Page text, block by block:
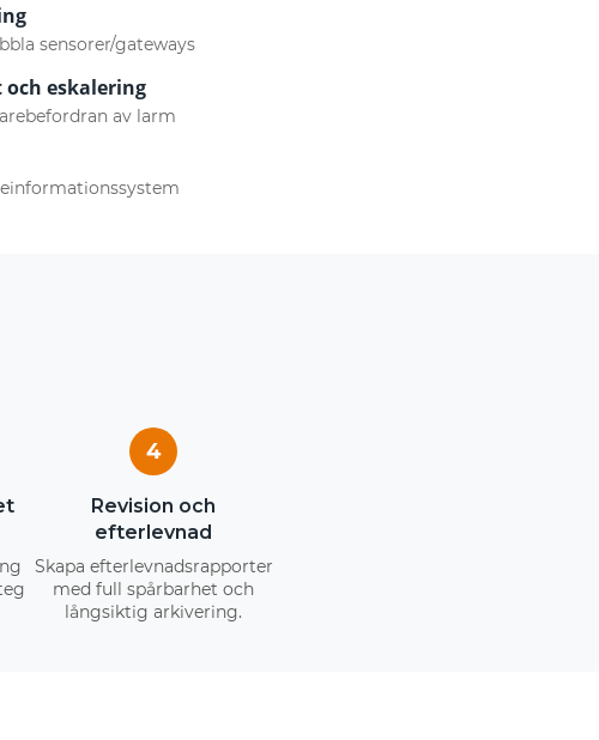
sensorer/gateways
eskalering
av larm
4
Revision och
efterlevnad
Skapa efterlevnadsrapporter
med full spårbarhet och
långsiktig arkivering.